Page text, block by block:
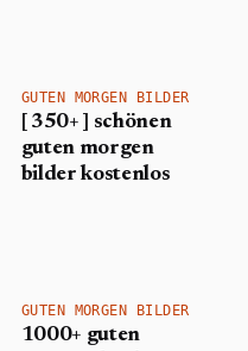
GUTEN MORGEN BILDER
[ 350+ ] schönen
guten morgen
bilder kostenlos
GUTEN MORGEN BILDER
1000+ guten